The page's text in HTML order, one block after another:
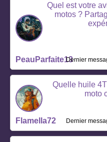
Quel est votre
motos ?
PeauParfaite13Dernier
Quelle huile
moto
Flamella72 Dernier